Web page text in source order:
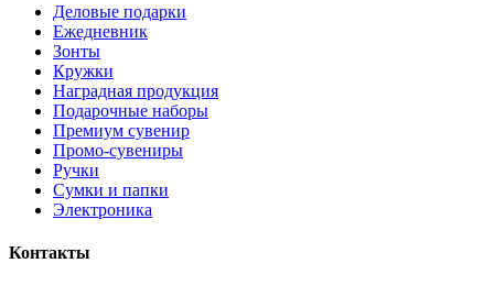
Деловые подарки
Ежедневник
Зонты
Кружки
Наградная продукция
Подарочные наборы
Премиум сувенир
Промо-сувениры
Ручки
Сумки и папки
Электроника
Контакты